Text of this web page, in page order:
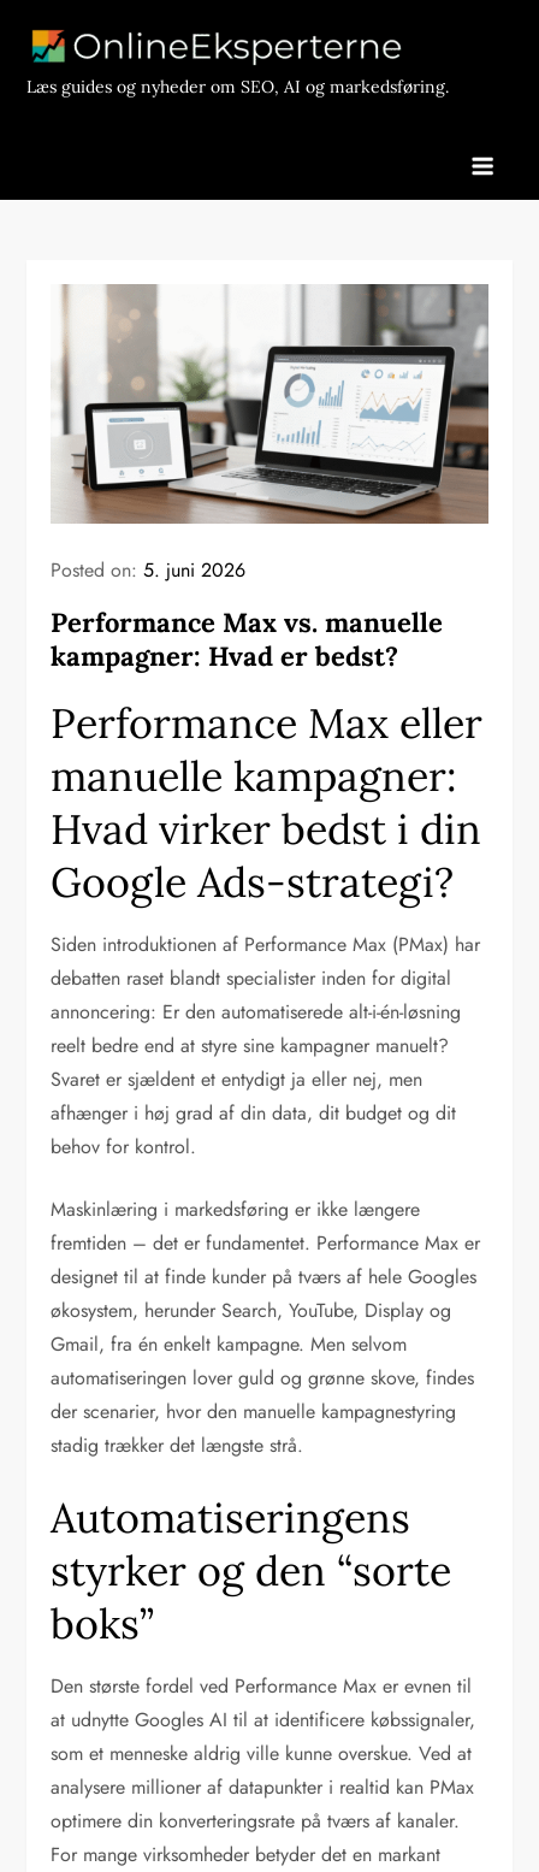
contentLæs guides og nyheder om SEO, AI og markedsføring.
Posted on:5. juni 2026
Performance Max vs. manuelle
kampagner: Hvad er bedst?
Performance Max eller
manuelle kampagner:
Hvad virker bedst i din
Google Ads-strategi?
Siden introduktionen af Performance Max (PMax) har
debatten raset blandt specialister inden for digital
annoncering: Er den automatiserede alt-i-én-løsning
reelt bedre end at styre sine kampagner manuelt?
Svaret er sjældent et entydigt ja eller nej, men
afhænger i høj grad af din data, dit budget og dit
behov for kontrol.
Maskinlæring i markedsføring er ikke længere
fremtiden – det er fundamentet. Performance Max er
designet til at finde kunder på tværs af hele Googles
økosystem, herunder Search, YouTube, Display og
Gmail, fra én enkelt kampagne. Men selvom
automatiseringen lover guld og grønne skove, findes
der scenarier, hvor den manuelle kampagnestyring
stadig trækker det længste strå.
Automatiseringens
styrker og den “sorte
boks”
Den største fordel ved Performance Max er evnen til
at udnytte Googles AI til at identificere købssignaler,
som et menneske aldrig ville kunne overskue. Ved at
analysere millioner af datapunkter i realtid kan PMax
optimere din konverteringsrate på tværs af kanaler.
For mange virksomheder betyder det en markant